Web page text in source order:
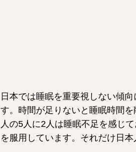
日本では睡眠を重要視しない傾
す。時間が足りないと睡眠時間
人の5人に2人は睡眠不足を感じ
を服用しています。それだけ日